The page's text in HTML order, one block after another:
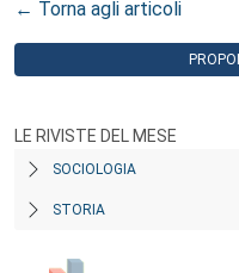
← Torna agli articoli
LE RIVISTE DEL MESE
SOCIOLOGIA
STORIA